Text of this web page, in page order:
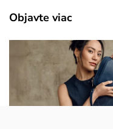
Objavte viac